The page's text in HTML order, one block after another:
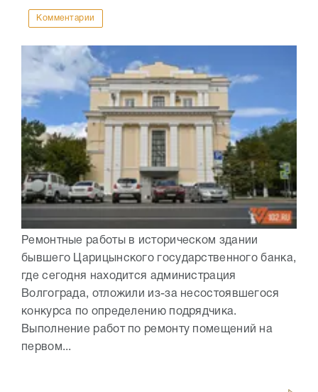
Комментарии
Ремонтные работы в историческом здании
бывшего Царицынского государственного банка,
где сегодня находится администрация
Волгограда, отложили из-за несостоявшегося
конкурса по определению подрядчика.
Выполнение работ по ремонту помещений на
первом...